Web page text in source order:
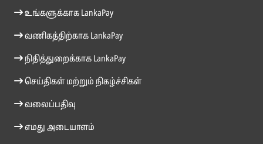
உங்களுக்காக LankaPay
வணிகத்திற்காக LankaPay
நிதித்துறைக்காக LankaPay
செய்திகள் மற்றும் நிகழ்ச்சிகள்
வலைப்பதிவு
எமது அடையாளம்